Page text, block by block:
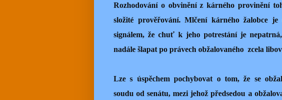
Rozhodování o obvinění z kárného provinění
složité prověřování. Mlčení kárného žalobce
signálem, že chuť k jeho potrestání je
nadále šlapat po právech obžalovaného zcela
Lze s úspěchem pochybovat o tom, že se
soudu od senátu, mezi jehož předsedou a